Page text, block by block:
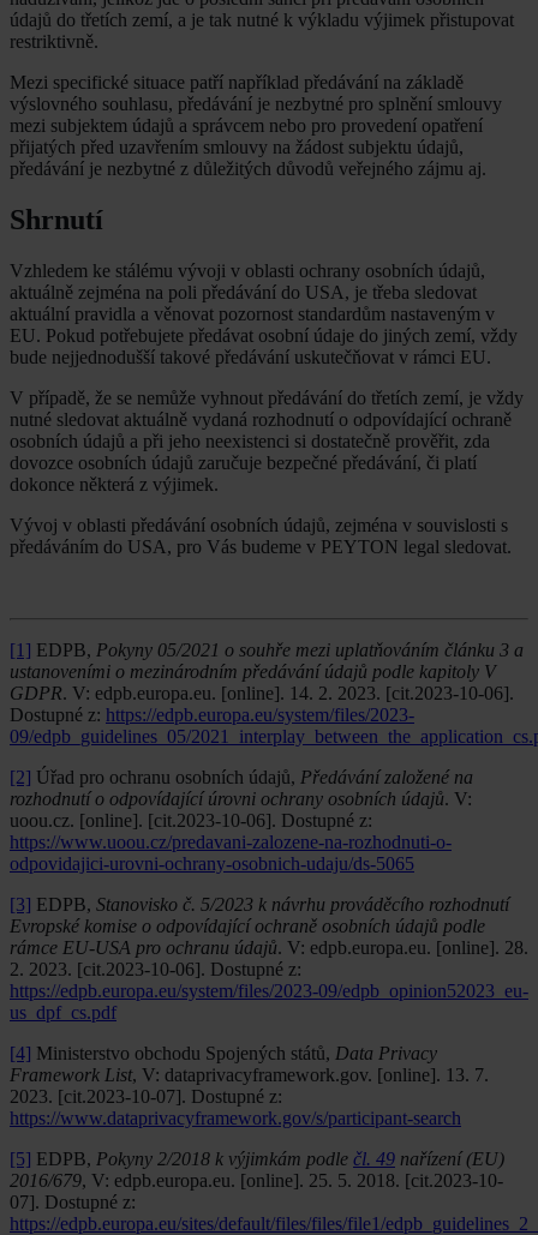
údajů do třetích zemí, a je tak nutné k výkladu výjimek přistupovat
restriktivně.
Mezi specifické situace patří například předávání na základě
výslovného souhlasu, předávání je nezbytné pro splnění smlouvy
mezi subjektem údajů a správcem nebo pro provedení opatření
přijatých před uzavřením smlouvy na žádost subjektu údajů,
předávání je nezbytné z důležitých důvodů veřejného zájmu aj.
Shrnutí
Vzhledem ke stálému vývoji v oblasti ochrany osobních údajů,
aktuálně zejména na poli předávání do USA, je třeba sledovat
aktuální pravidla a věnovat pozornost standardům nastaveným v
EU. Pokud potřebujete předávat osobní údaje do jiných zemí, vždy
bude nejjednodušší takové předávání uskutečňovat v rámci EU.
V případě, že se nemůže vyhnout předávání do třetích zemí, je vždy
nutné sledovat aktuálně vydaná rozhodnutí o odpovídající ochraně
osobních údajů a při jeho neexistenci si dostatečně prověřit, zda
dovozce osobních údajů zaručuje bezpečné předávání, či platí
dokonce některá z výjimek.
Vývoj v oblasti předávání osobních údajů, zejména v souvislosti s
předáváním do USA, pro Vás budeme v PEYTON legal sledovat.
[1] EDPB, Pokyny 05/2021 o souhře mezi uplatňováním článku 3 a
ustanoveními o mezinárodním předávání údajů podle kapitoly V
GDPR. V: edpb.europa.eu. [online]. 14. 2. 2023. [cit.2023-10-06].
Dostupné z: https://edpb.europa.eu/system/files/2023-
09/edpb_guidelines_05/
[2] Úřad pro ochranu osobních údajů, Předávání založené na
rozhodnutí o odpovídající úrovni ochrany osobních údajů. V:
uoou.cz. [online]. [cit.2023-10-06]. Dostupné z:
https://www.uoou.cz/predavani-zalozene-na-rozhodnuti-o-
odpovidajici-urovni-ochrany-osobnich-udaju/ds-5065
[3] EDPB, Stanovisko č. 5/2023 k návrhu prováděcího rozhodnutí
Evropské komise o odpovídající ochraně osobních údajů podle
rámce EU-USA pro ochranu údajů. V: edpb.europa.eu. [online]. 28.
2. 2023. [cit.2023-10-06]. Dostupné z:
https://edpb.europa.eu/system/files/2023-09/edpb_opinion52023_eu-
us_dpf_cs.pdf
[4] Ministerstvo obchodu Spojených států, Data Privacy
Framework List, V: dataprivacyframework.gov. [online]. 13. 7.
2023. [cit.2023-10-07]. Dostupné z:
https://www.dataprivacyframework.gov/s/participant-search
[5] EDPB, Pokyny 2/2018 k výjimkám podle čl. 49 nařízení (EU)
2016/679, V: edpb.europa.eu. [online]. 25. 5. 2018. [cit.2023-10-
07]. Dostupné z:
https://edpb.europa.eu/sites/default/files/files/file1/